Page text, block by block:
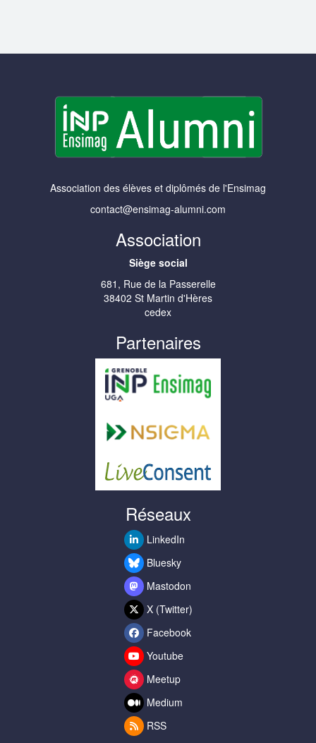
Association des élèves et diplômés de l'Ensimag
contact@ensimag-alumni.com
Association
Siège social
681, Rue de la Passerelle
38402 St Martin d'Hères
cedex
Partenaires
Réseaux
LinkedIn
Bluesky
Mastodon
X (Twitter)
Facebook
Youtube
Meetup
Medium
RSS